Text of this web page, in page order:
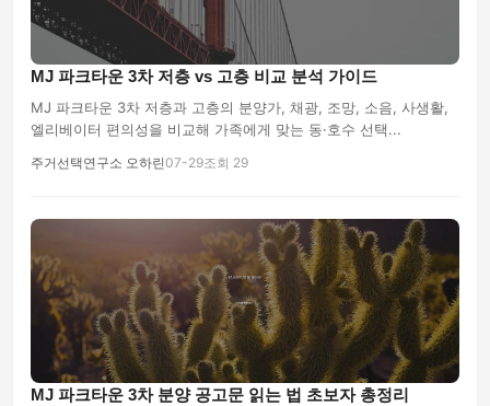
MJ 파크타운 3차 저층 vs 고층 비교 분석 가이드
MJ 파크타운 3차 저층과 고층의 분양가, 채광, 조망, 소음, 사생활,
엘리베이터 편의성을 비교해 가족에게 맞는 동·호수 선택...
주거선택연구소 오하린07-29조회 29
MJ 파크타운 3차 분양 공고문 읽는 법 초보자 총정리